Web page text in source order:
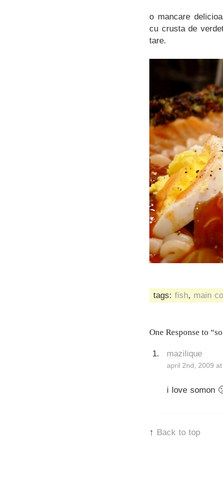
o mancare
cu crusta de
tare.
tags: fish, main
One Response to
mazilique
april 2nd, 2009
i love somon
↑ Back to top